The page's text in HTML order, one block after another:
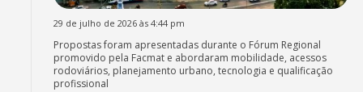
29 de julho de 2026 às 4:44 pm
Propostas foram apresentadas durante o Fórum Regional
promovido pela Facmat e abordaram mobilidade, acessos
rodoviários, planejamento urbano, tecnologia e qualificação
profissional